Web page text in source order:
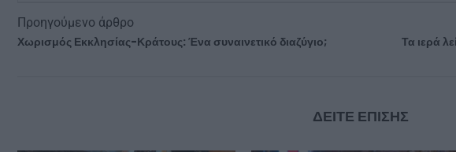
Προηγούμενο άρθρο
Χωρισμός Εκκλησίας-Κράτους: Ένα συναινετικό διαζύγιο;
Τα ιερά
ΔΕΙΤΕ ΕΠΙΣΗΣ